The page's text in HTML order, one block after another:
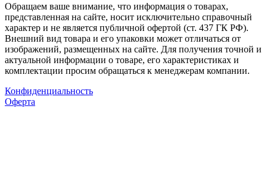
Обращаем ваше внимание, что информация о товарах,
представленная на сайте, носит исключительно справочный
характер и не является публичной офертой (ст. 437 ГК РФ).
Внешний вид товара и его упаковки может отличаться от
изображений, размещенных на сайте. Для получения точной и
актуальной информации о товаре, его характеристиках и
комплектации просим обращаться к менеджерам компании.
Конфиденциальность
Оферта